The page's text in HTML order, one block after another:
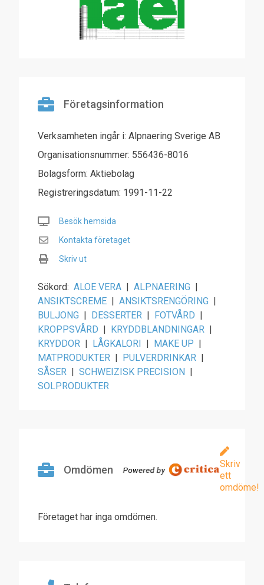
Företagsinformation
Verksamheten ingår i: Alpnaering Sverige AB
Organisationsnummer: 556436-8016
Bolagsform: Aktiebolag
Registreringsdatum: 1991-11-22
Besök hemsida
Kontakta företaget
Skriv ut
Sökord: ALOE VERA | ALPNAERING |
ANSIKTSCREME | ANSIKTSRENGÖRING |
BULJONG | DESSERTER | FOTVÅRD |
KROPPSVÅRD | KRYDDBLANDNINGAR |
KRYDDOR | LÅGKALORI | MAKE UP |
MATPRODUKTER | PULVERDRINKAR |
SÅSER | SCHWEIZISK PRECISION |
SOLPRODUKTER
Omdömen
Skriv
ett
omdöme!
Företaget har inga omdömen.